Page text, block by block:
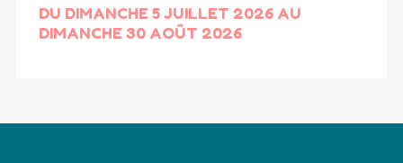
DU DIMANCHE 5 JUILLET 2026 AU
DIMANCHE 30 AOÛT 2026